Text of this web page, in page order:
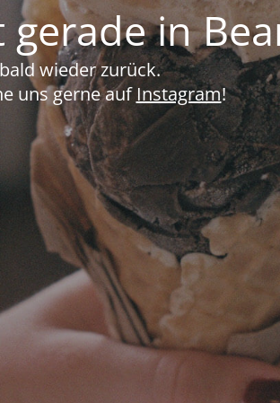
gerade in
wieder zurück.
uns gerne auf Instagram!